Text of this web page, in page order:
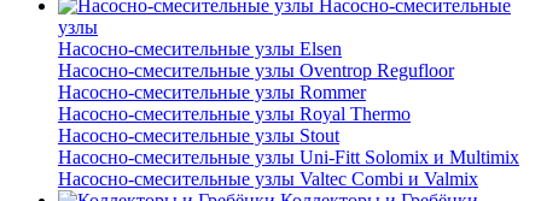
Насосно-смесительные
узлы
Насосно-смесительные узлы Elsen
Насосно-смесительные узлы Oventrop Regufloor
Насосно-смесительные узлы Rommer
Насосно-смесительные узлы Royal Thermo
Насосно-смесительные узлы Stout
Насосно-смесительные узлы Uni-Fitt Solomix и Multimix
Насосно-смесительные узлы Valtec Combi и Valmix